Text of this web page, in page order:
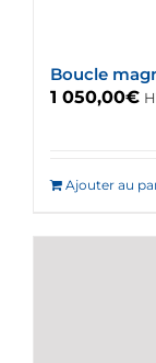
Boucle
1 050,00€
Ajouter au